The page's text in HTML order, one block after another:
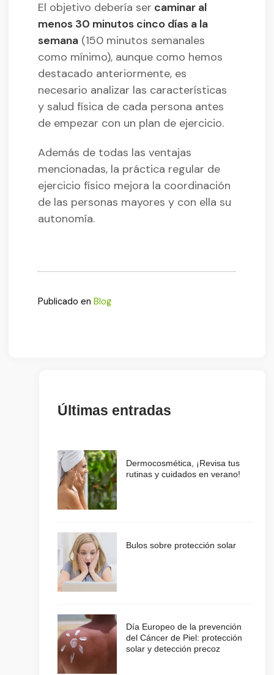
El objetivo debería ser caminar al
menos 30 minutos cinco días a la
semana (150 minutos semanales
como mínimo), aunque como hemos
destacado anteriormente, es
necesario analizar las características
y salud física de cada persona antes
de empezar con un plan de ejercicio.
Además de todas las ventajas
mencionadas, la práctica regular de
ejercicio físico mejora la coordinación
de las personas mayores y con ella su
autonomía.
Publicado enBlog
Últimas entradas
Dermocosmética, ¡Revisa tus
rutinas y cuidados en verano!
Bulos sobre protección solar
Día Europeo de la prevención
del Cáncer de Piel: protección
solar y detección precoz